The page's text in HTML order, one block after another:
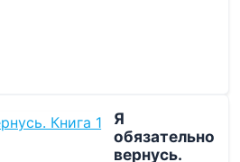
Я
обязательно
вернусь.